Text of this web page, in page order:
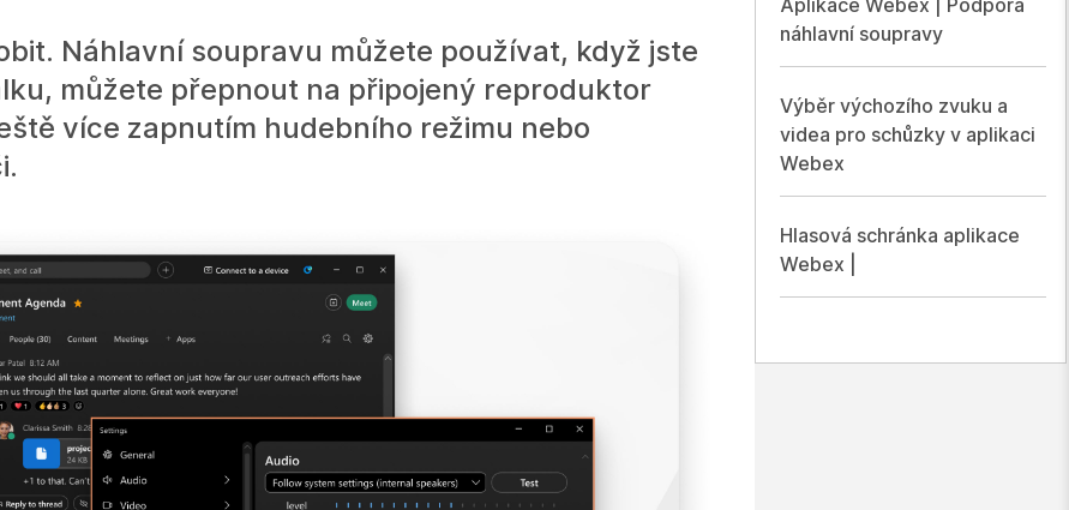
Náhlavní soupravu můžete používat, když jste
můžete přepnout na připojený reproduktor
více zapnutím hudebního režimu nebo
Aplikace Webex | Podpora
náhlavní soupravy
Výběr výchozího zvuku a
videa pro schůzky v aplikaci
Webex
Hlasová schránka aplikace
Webex |